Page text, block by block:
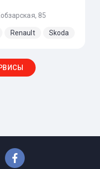
85
Renault Skoda